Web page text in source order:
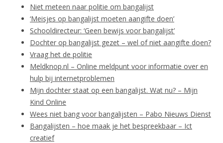
Niet meteen naar politie om bangalijst
‘Meisjes op bangalijst moeten aangifte doen’
Schooldirecteur: ‘Geen bewijs voor bangalijst’
Dochter op bangalijst gezet – wel of niet aangifte doen?
Vraag het de politie
Meldknop.nl – Online meldpunt voor informatie over en
hulp bij internetproblemen
Mijn dochter staat op een bangalijst. Wat nu? – Mijn
Kind Online
Wees niet bang voor bangalijsten – Pabo Nieuws Dienst
Bangalijsten – hoe maak je het bespreekbaar – Ict
creatief